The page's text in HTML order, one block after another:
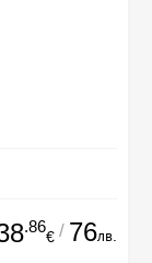
.86
€ / 76лв.